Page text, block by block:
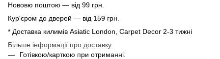
Нововю поштою — від 99 грн.
Кур'єром до дверей — від 159 грн.
* Доставка килимів Asiatic London, Carpet Decor 2-3 тижні
Більше інформації про доставку
Готівкою/карткою при отриманні.